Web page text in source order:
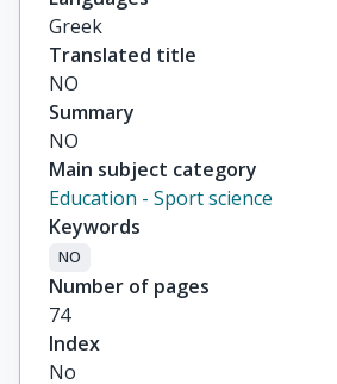
Greek
Translated title
NO
Summary
NO
Main subject category
Education - Sport science
Keywords
NO
Number of pages
74
Index
No